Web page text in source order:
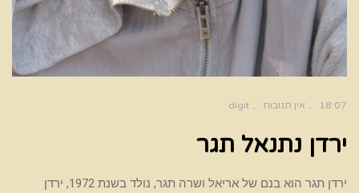
18:07 אין תגובות digit
ירדן נתנאל תגר
ירדן תגר הוא בנם של אריאל ושרה תגר, נולד בשנת 1972, ירדן